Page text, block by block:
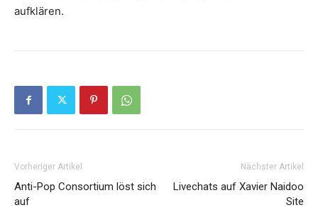
aufklären.
Vorheriger Artikel
Anti-Pop Consortium löst sich
auf
Nächster Artikel
Livechats auf Xavier Naidoo
Site